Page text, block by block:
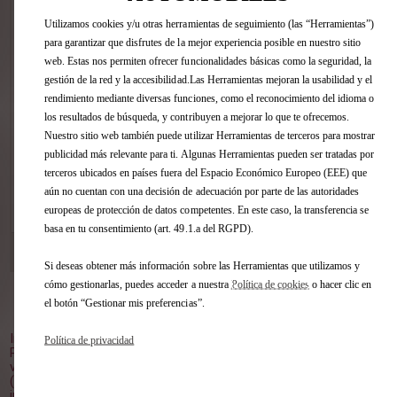
su vehículo en pocos clics sin importar
la marca.
VER ESTE COCHE
Imagen no contractual.
Plazo de entrega orientativo, a partir del pedido en el punto de
venta.
(1) PVP Recomendado (impuestos, transporte y oferta
Utilizamos cookies y/u otras herramientas de seguimiento (las “Herramientas”)
para garantizar que disfrutes de la mejor experiencia posible en nuestro sitio
web. Estas nos permiten ofrecer funcionalidades básicas como la seguridad, la
gestión de la red y la accesibilidad.Las Herramientas mejoran la usabilidad y el
rendimiento mediante diversas funciones, como el reconocimiento del idioma o
los resultados de búsqueda, y contribuyen a mejorar lo que te ofrecemos.
Nuestro sitio web también puede utilizar Herramientas de terceros para mostrar
publicidad más relevante para ti. Algunas Herramientas pueden ser tratadas por
terceros ubicados en países fuera del Espacio Económico Europeo (EEE) que
aún no cuentan con una decisión de adecuación por parte de las autoridades
europeas de protección de datos competentes. En este caso, la transferencia se
basa en tu consentimiento (art. 49.1.a del RGPD).
Si deseas obtener más información sobre las Herramientas que utilizamos y
cómo gestionarlas, puedes acceder a nuestra Política de cookieso hacer clic en
el botón “Gestionar mis preferencias”.
Política de privacidad